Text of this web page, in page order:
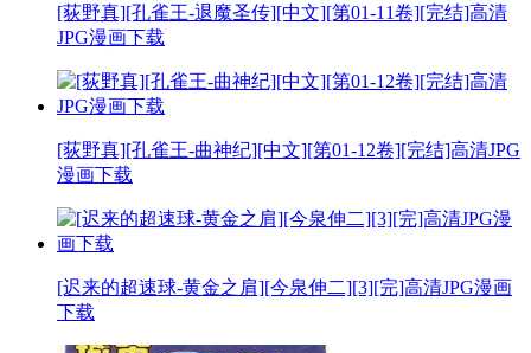
[荻野真][孔雀王-退魔圣传][中文][第01-11卷][完结]高清
JPG漫画下载
[荻野真][孔雀王-曲神纪][中文][第01-12卷][完结]高清JPG
漫画下载
[迟来的超速球-黄金之肩][今泉伸二][3][完]高清JPG漫画
下载